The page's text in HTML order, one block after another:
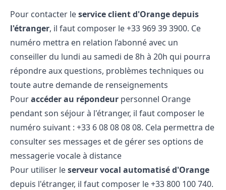
Pour contacter leservice client d'Orange depuis
l'étranger, il faut composer le +33 969 39 3900. Ce
numéro mettra en relation l’abonné avec un
conseiller du lundi au samedi de 8h à 20h qui pourra
répondre aux questions, problèmes techniques ou
toute autre demande de renseignements
Pouraccéder au répondeur personnel Orange
pendant son séjour à l'étranger, il faut composer le
numéro suivant : +33 6 08 08 08 08. Cela permettra de
consulter ses messages et de gérer ses options de
messagerie vocale à distance
Pour utiliser leserveur vocal automatisé d'Orange
depuis l'étranger, il faut composer le +33 800 100 740.